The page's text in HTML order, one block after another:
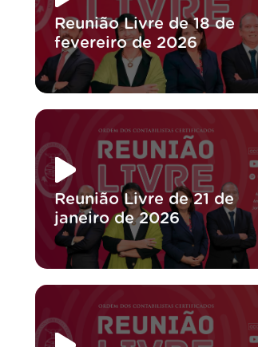
Reunião Livre de 18 de
fevereiro de 2026
Reunião Livre de 21 de
janeiro de 2026